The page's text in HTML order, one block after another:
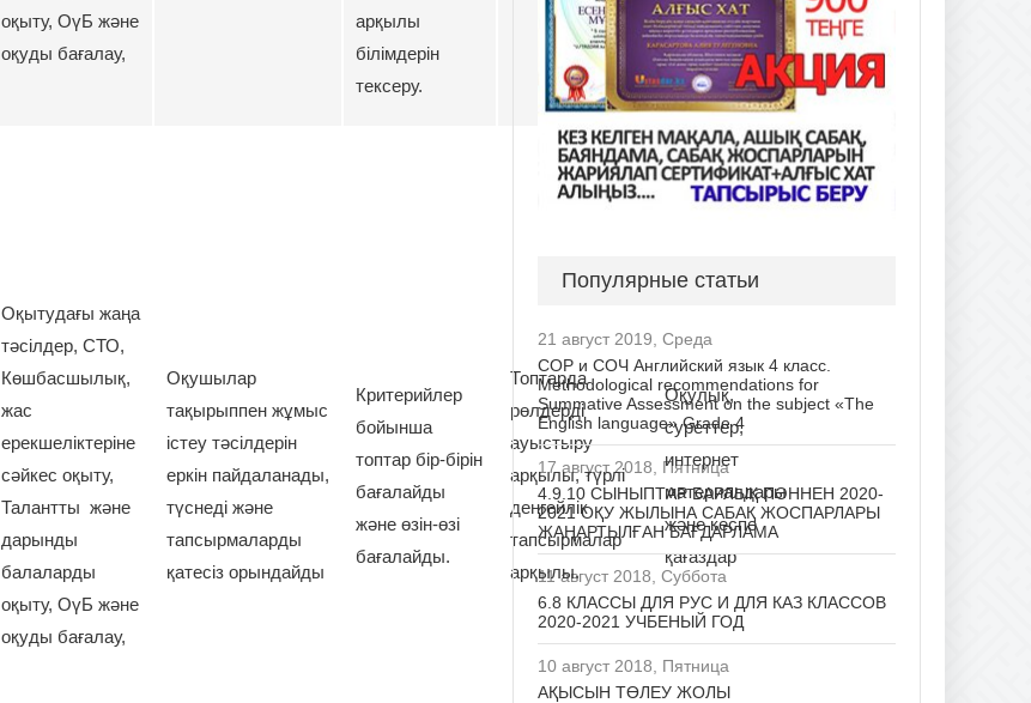
оқыту, ОүБ және
оқуды бағалау,
арқылы
білімдерін
тексеру.
Оқытудағы жаңа
тәсілдер, СТО,
Көшбасшылық,
жас
ерекшеліктеріне
сәйкес оқыту,
Талантты және
дарынды
балаларды
оқыту, ОүБ және
оқуды бағалау,
Оқушылар
тақырыппен жұмыс
істеу тәсілдерін
еркін пайдаланады,
түснеді және
тапсырмаларды
қатесіз орындайды
Критерийлер
бойынша
топтар бір-бірін
бағалайды
және өзін-өзі
бағалайды.
Топтарда
рөлдерді
ауыстыру
арқылы, түрлі
деңгейлік
тапсырмалар
арқылы.
Оқулық,
суреттер,
интернет
материалдары
және кеспе
қағаздар
Популярные статьи
21 август 2019, Среда
СОР и СОЧ Английский язык 4 класс.
Methodological recommendations for
Summative Assessment on the subject «The
English language» Grade 4
17 август 2018, Пятница
4.9.10 СЫНЫПТАР БАРЛЫҚ ПӘННЕН 2020-
2021 ОҚУ ЖЫЛЫНА САБАҚ ЖОСПАРЛАРЫ
ЖАҢАРТЫЛҒАН БАҒДАРЛАМА
11 август 2018, Суббота
6.8 КЛАССЫ ДЛЯ РУС И ДЛЯ КАЗ КЛАССОВ
2020-2021 УЧБЕНЫЙ ГОД
10 август 2018, Пятница
АҚЫСЫН ТӨЛЕУ ЖОЛЫ